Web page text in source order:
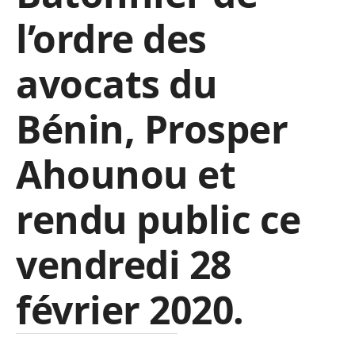
l’ordre des
avocats du
Bénin, Prosper
Ahounou et
rendu public ce
vendredi 28
février 2020.